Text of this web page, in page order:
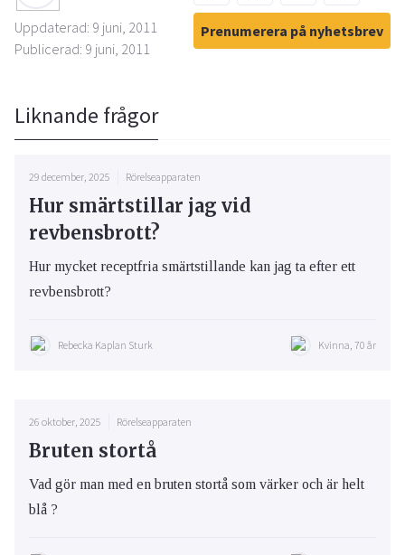
Uppdaterad: 9 juni, 2011
Publicerad: 9 juni, 2011
Prenumerera på nyhetsbrev
Liknande frågor
29 december, 2025 Rörelseapparaten
Hur smärtstillar jag vid
revbensbrott?
Hur mycket receptfria smärtstillande kan jag ta efter ett
revbensbrott?
Rebecka Kaplan Sturk Kvinna, 70 år
26 oktober, 2025 Rörelseapparaten
Bruten stortå
Vad gör man med en bruten stortå som värker och är helt
blå ?